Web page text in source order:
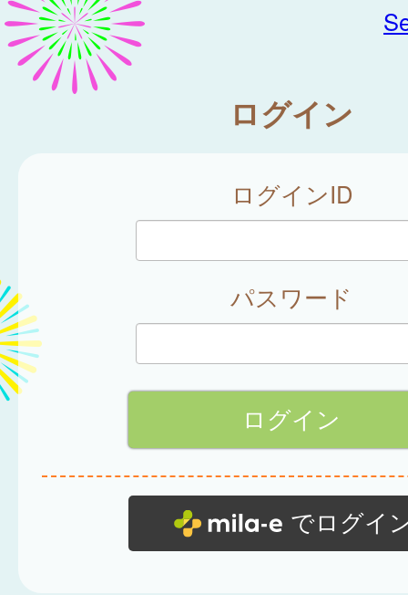
ログイン
ログインID
パスワード
でログイ